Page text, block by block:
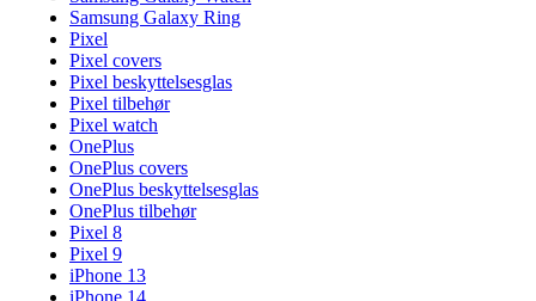
Samsung Galaxy Ring
Pixel
Pixel covers
Pixel beskyttelsesglas
Pixel tilbehør
Pixel watch
OnePlus
OnePlus covers
OnePlus beskyttelsesglas
OnePlus tilbehør
Pixel 8
Pixel 9
iPhone 13
iPhone 14